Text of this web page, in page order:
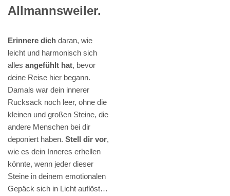
Allmannsweiler.
Erinnere dich daran, wie
leicht und harmonisch sich
alles angefühlt hat, bevor
deine Reise hier begann.
Damals war dein innerer
Rucksack noch leer, ohne die
kleinen und großen Steine, die
andere Menschen bei dir
deponiert haben. Stell dir vor,
wie es dein Inneres erhellen
könnte, wenn jeder dieser
Steine in deinem emotionalen
Gepäck sich in Licht auflöst…